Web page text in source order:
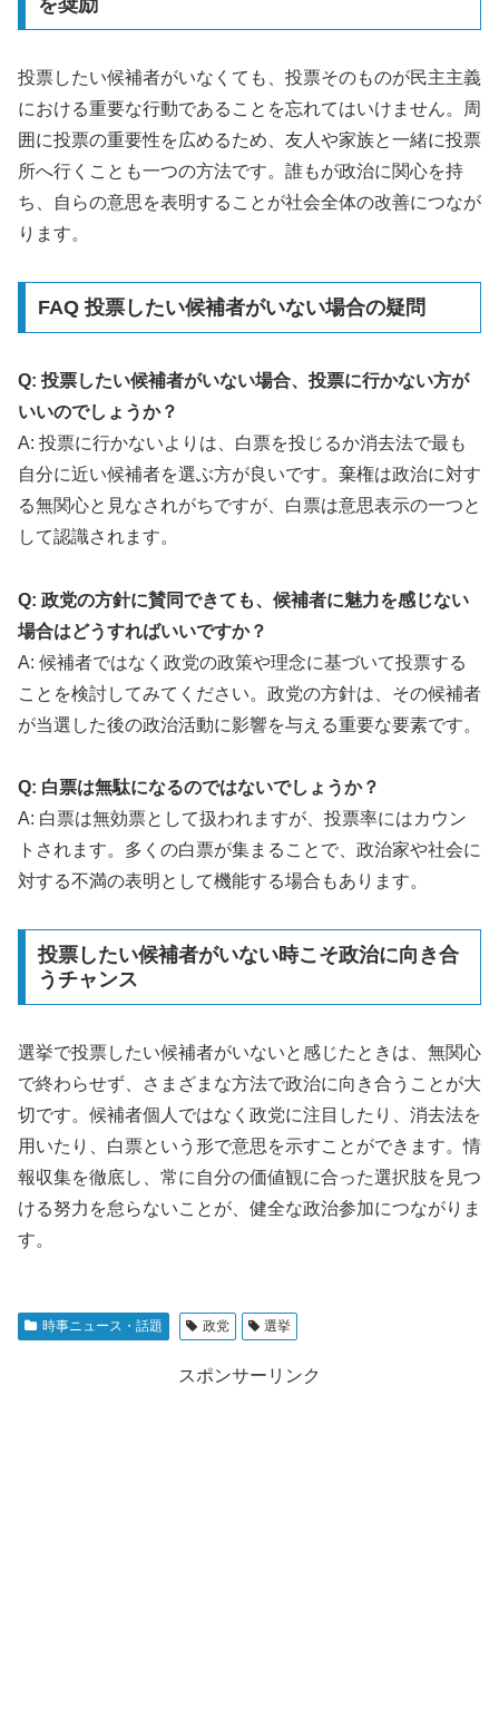
を奨励
投票したい候補者がいなくても、投票そのものが民主主義
における重要な行動であることを忘れてはいけません。周
囲に投票の重要性を広めるため、友人や家族と一緒に投票
所へ行くことも一つの方法です。誰もが政治に関心を持
ち、自らの意思を表明することが社会全体の改善につなが
ります。
FAQ 投票したい候補者がいない場合の疑問
Q: 投票したい候補者がいない場合、投票に行かない方が
いいのでしょうか？
A: 投票に行かないよりは、白票を投じるか消去法で最も
自分に近い候補者を選ぶ方が良いです。棄権は政治に対す
る無関心と見なされがちですが、白票は意思表示の一つと
して認識されます。
Q: 政党の方針に賛同できても、候補者に魅力を感じない
場合はどうすればいいですか？
A: 候補者ではなく政党の政策や理念に基づいて投票する
ことを検討してみてください。政党の方針は、その候補者
が当選した後の政治活動に影響を与える重要な要素です。
Q: 白票は無駄になるのではないでしょうか？
A: 白票は無効票として扱われますが、投票率にはカウン
トされます。多くの白票が集まることで、政治家や社会に
対する不満の表明として機能する場合もあります。
投票したい候補者がいない時こそ政治に向き合
うチャンス
選挙で投票したい候補者がいないと感じたときは、無関心
で終わらせず、さまざまな方法で政治に向き合うことが大
切です。候補者個人ではなく政党に注目したり、消去法を
用いたり、白票という形で意思を示すことができます。情
報収集を徹底し、常に自分の価値観に合った選択肢を見つ
ける努力を怠らないことが、健全な政治参加につながりま
す。
時事ニュース・話題 政党 選挙
スポンサーリンク